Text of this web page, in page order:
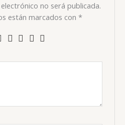
no será publicada.
están marcados con*